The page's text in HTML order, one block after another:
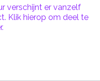
verschijnt er vanzelf
Klik hierop om deel te